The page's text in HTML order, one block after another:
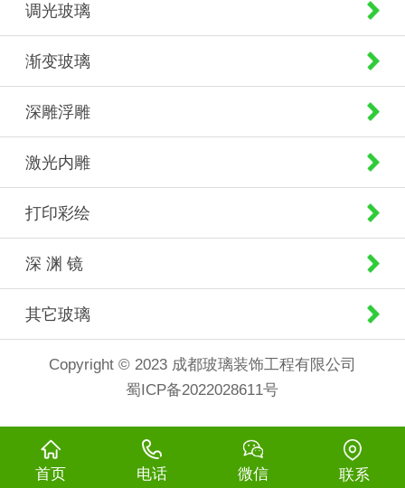
调光玻璃
渐变玻璃
深雕浮雕
激光内雕
打印彩绘
深 渊 镜
其它玻璃
Copyright © 2023 成都玻璃装饰工程有限公司
蜀ICP备2022028611号
首页 电话 微信 联系